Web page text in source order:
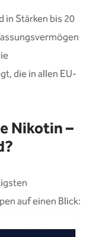
in Stärken bis 20
die in allen EU-
Nikotin –
auf einen Blick: